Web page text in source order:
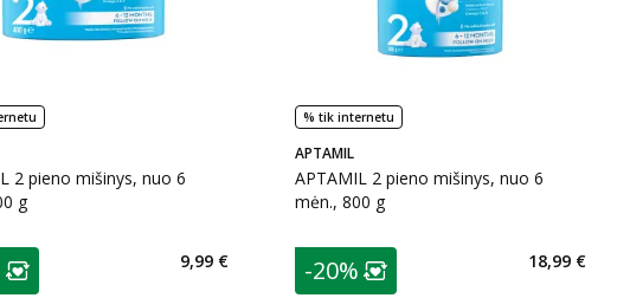
2 pieno mišinys, nuo 6
g
klubo narių nuolaida:
9,99 €
% tik internetu
APTAMIL
APTAMIL 2 pieno mišinys, nuo 6
mėn., 800 g
patarimas
Lojalumo klubo narių
-20% 18,99 €